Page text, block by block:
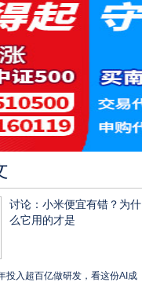
讨论：小米便宜有错？为什
么它用的才是
投入超百亿做研发，看这份AI成